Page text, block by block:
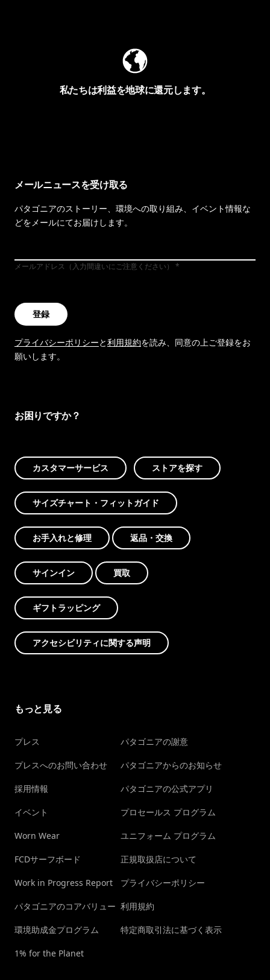
私たちは利益を地球に還元します。
メールニュースを受け取る
パタゴニアのストーリー、環境への取り組み、イベント情報な
どをメールにてお届けします。
メールアドレス（入力間違いにご注意ください）
登録
プライバシーポリシーと利用規約を読み、同意の上ご登録をお
願いします。
お困りですか？
カスタマーサービス ストアを探す
サイズチャート・フィットガイド
お手入れと修理 返品・交換
サインイン 買取
ギフトラッピング
アクセシビリティに関する声明
もっと見る
プレス
プレスへのお問い合わせ
採用情報
イベント
Worn Wear
FCDサーフボード
Work in Progress Report
パタゴニアのコアバリュー
環境助成金プログラム
1% for the Planet
パタゴニアの謝意
パタゴニアからのお知らせ
パタゴニアの公式アプリ
プロセールス プログラム
ユニフォーム プログラム
正規取扱店について
プライバシーポリシー
利用規約
特定商取引法に基づく表示